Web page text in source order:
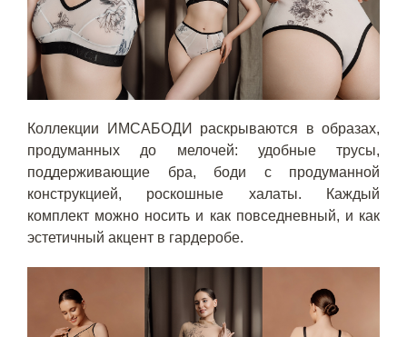
Коллекции ИМСАБОДИ раскрываются в образах,
продуманных до мелочей: удобные трусы,
поддерживающие бра, боди с продуманной
конструкцией, роскошные халаты. Каждый
комплект можно носить и как повседневный, и как
эстетичный акцент в гардеробе.